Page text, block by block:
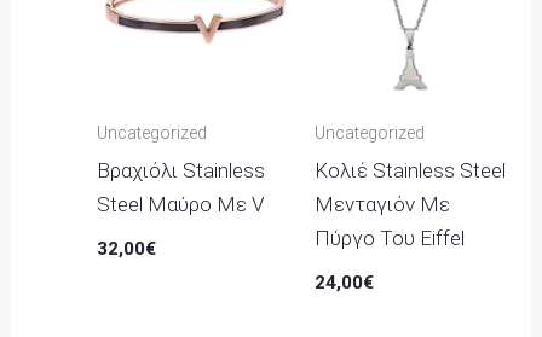
Uncategorized
Βραχιόλι Stainless
Steel Μαύρο Με V
32,00€
Uncategorized
Κολιέ Stainless Steel
Μενταγιόν Με
Πύργο Του Eiffel
24,00€